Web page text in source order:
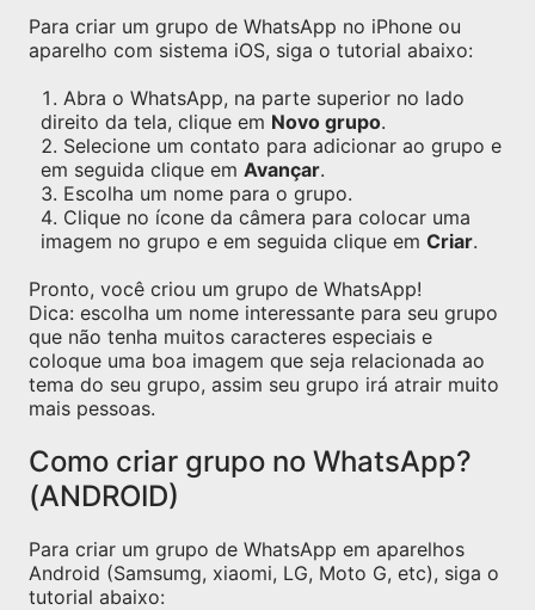
Para criar um grupo de WhatsApp no iPhone ou
aparelho com sistema iOS, siga o tutorial abaixo:
Abra o WhatsApp, na parte superior no lado
direito da tela, clique em Novo grupo.
Selecione um contato para adicionar ao grupo e
em seguida clique em Avançar.
Escolha um nome para o grupo.
Clique no ícone da câmera para colocar uma
imagem no grupo e em seguida clique em Criar.
Pronto, você criou um grupo de WhatsApp!
Dica: escolha um nome interessante para seu grupo
que não tenha muitos caracteres especiais e
coloque uma boa imagem que seja relacionada ao
tema do seu grupo, assim seu grupo irá atrair muito
mais pessoas.
Como criar grupo no WhatsApp?
(ANDROID)
Para criar um grupo de WhatsApp em aparelhos
Android (Samsumg, xiaomi, LG, Moto G, etc), siga o
tutorial abaixo: